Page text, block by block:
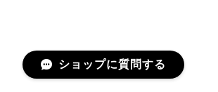
ショップに質問する